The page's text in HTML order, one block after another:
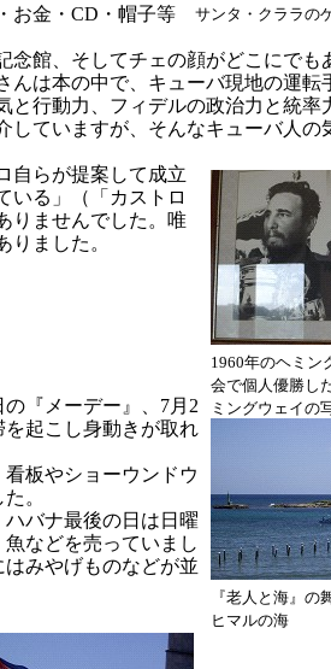
サンタ・クララの
お金・CD・帽子等
館、そしてチェの顔がどこにでも
は本の中で、キューバ現地の運転
行動力、フィデルの政治力と統率
ていますが、そんなキューバ人の
1960年のヘミン
会で個人優勝し
ミングウェイの
『老人と海』の
ヒマルの海
自らが提案して成立
いる」（「カストロ
りませんでした。唯
ました。
『メーデー』、7月2
起こし身動きが取れ
板やショーウンドウ
。
バナ最後の日は日曜
などを売っていまし
みやげものなどが並